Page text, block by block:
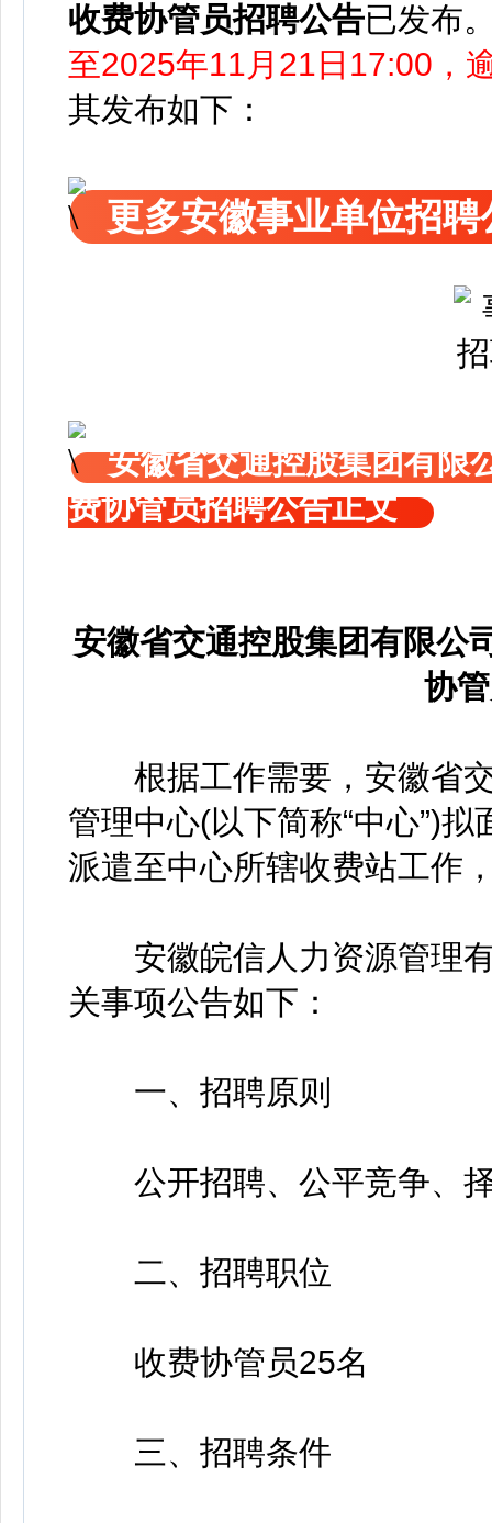
收费协管员招聘公告已发布
至2025年11月21日17:00，
其发布如下：
更多安徽事业单位招聘
安徽省交通控股集团有限
费协管员招聘公告正文
安徽省交通控股集团有限公
协
根据工作需要，安徽省交
管理中心(以下简称“中心”)
派遣至中心所辖收费站工作
安徽皖信人力资源管理有
关事项公告如下：
一、招聘原则
公开招聘、公平竞争、
二、招聘职位
收费协管员25名
三、招聘条件